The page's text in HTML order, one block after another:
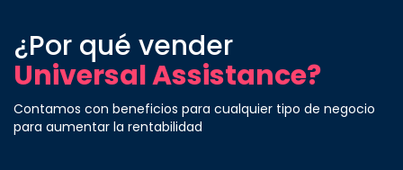
¿Por qué vender
Universal Assistance?
Contamos con beneficios para cualquier tipo de negocio
para aumentar la rentabilidad